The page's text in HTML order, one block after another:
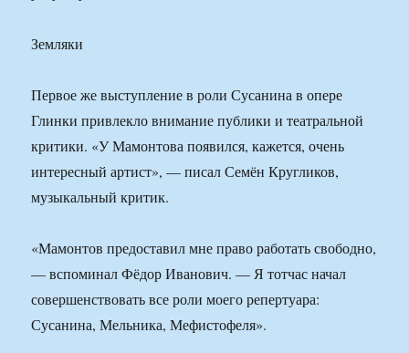
Земляки
Первое же выступление в роли Сусанина в опере
Глинки привлекло внимание публики и театральной
критики. «У Мамонтова появился, кажется, очень
интересный артист», — писал Семён Кругликов,
музыкальный критик.
«Мамонтов предоставил мне право работать свободно,
— вспоминал Фёдор Иванович. — Я тотчас начал
совершенствовать все роли моего репертуара:
Сусанина, Мельника, Мефистофеля».